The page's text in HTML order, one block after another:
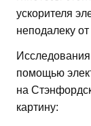
ускорителя
неподалеку
помощью
на
картину: